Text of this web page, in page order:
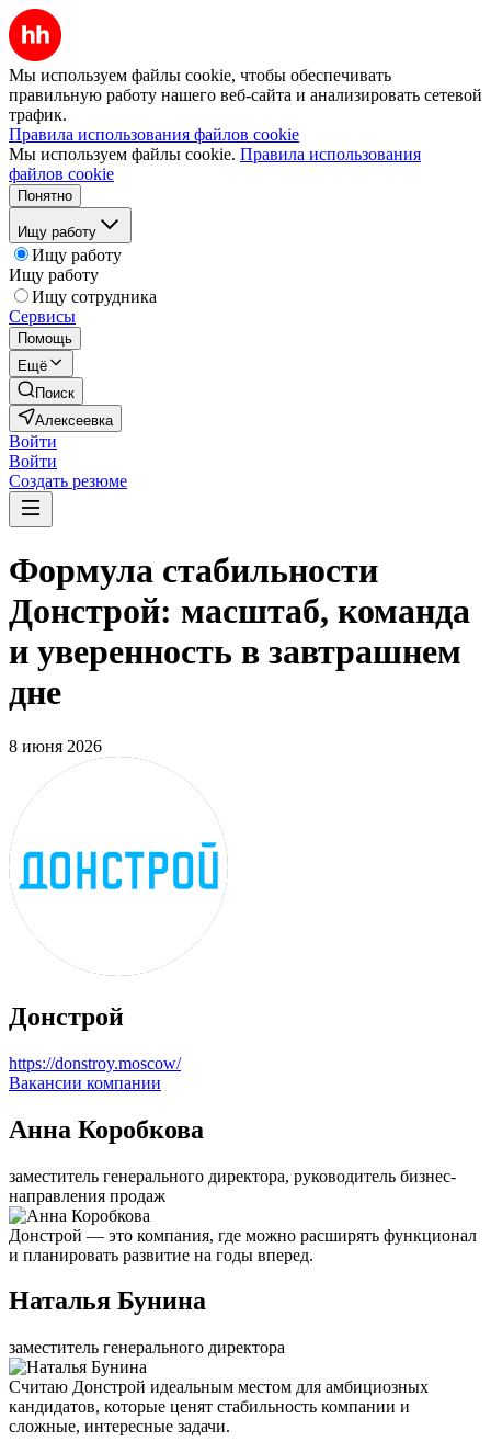
Мы используем файлы cookie, чтобы обеспечивать
правильную работу нашего веб-сайта и анализировать сетевой
трафик.
Правила использования файлов cookie
Мы используем файлы cookie. Правила использования
файлов cookie
Понятно
Ищу работу
Ищу работу
Ищу работу
Ищу сотрудника
Сервисы
Помощь
Ещё
Поиск
Алексеевка
Войти
Войти
Создать резюме
Формула стабильности
Донстрой: масштаб, команда
и уверенность в завтрашнем
дне
8 июня 2026
Донстрой
https://donstroy.moscow/
Вакансии компании
Анна Коробкова
заместитель генерального директора, руководитель бизнес-
направления продаж
Донстрой — это компания, где можно расширять функционал
и планировать развитие на годы вперед.
Наталья Бунина
заместитель генерального директора
Считаю Донстрой идеальным местом для амбициозных
кандидатов, которые ценят стабильность компании и
сложные, интересные задачи.